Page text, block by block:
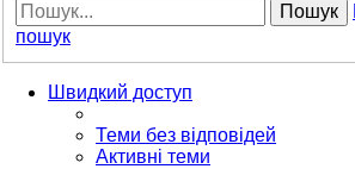
Пошук
пошук
Швидкий доступ
Теми без відповідей
Активні теми